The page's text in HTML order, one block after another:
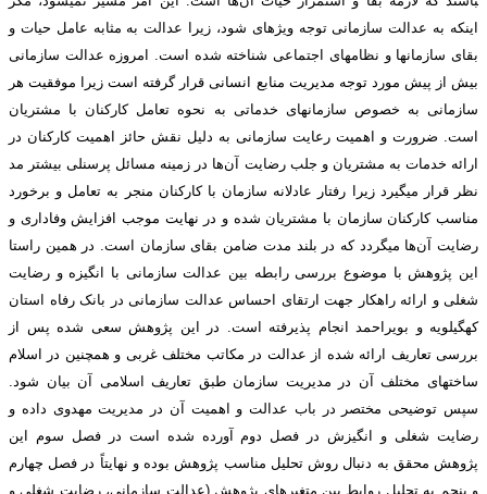
اینکه به عدالت سازمانی توجه ویژه­ای شود، زیرا عدالت به مثابه عامل حیات و
بقای سازمان­ها و نظام­های اجتماعی شناخته شده است. امروزه عدالت سازمانی
بیش از پیش مورد­ توجه مدیریت منابع انسانی قرار گرفته است زیرا موفقیت هر
سازمانی به خصوص سازمان­های خدماتی به نحوه تعامل کارکنان با مشتریان
است. ضرورت و اهمیت رعایت سازمانی به دلیل نقش حائز اهمیت کارکنان در
ارائه خدمات به مشتریان و جلب رضایت آن‌ها در زمینه مسائل پرسنلی بیشتر مد
نظر قرار می­گیرد زیرا رفتار عادلانه سازمان با کارکنان منجر به تعامل و برخورد
مناسب کارکنان سازمان با مشتریان شده و در نهایت موجب افزایش وفاداری و
رضایت آن‌ها می­گردد که در بلند مدت ضامن بقای سازمان است. در همین راستا
این پژوهش با موضوع بررسی رابطه بین عدالت سازمانی با انگیزه و رضایت
شغلی و ارائه راهکار جهت ارتقای احساس عدالت سازمانی در بانک رفاه استان
کهگیلویه و بویراحمد انجام پذیرفته است. در این پژوهش سعی شده پس از
بررسی تعاریف ارائه شده از عدالت در مکاتب مختلف غربی و همچنین در اسلام
ساخت­های مختلف آن در مدیریت سازمان طبق تعاریف اسلامی آن بیان شود.
سپس توضیحی مختصر در باب عدالت و اهمیت آن در مدیریت مهدوی داده و
رضایت شغلی و انگیزش در فصل دوم آورده شده است در فصل سوم این
پژوهش محقق به دنبال روش تحلیل مناسب پژوهش بوده و نهایتاً در فصل چهارم
و پنجم به تحلیل روابط بین متغیرهای پژوهش (عدالت سازمانی، رضایت شغلی و